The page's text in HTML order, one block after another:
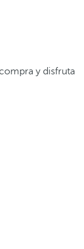
y disfruta